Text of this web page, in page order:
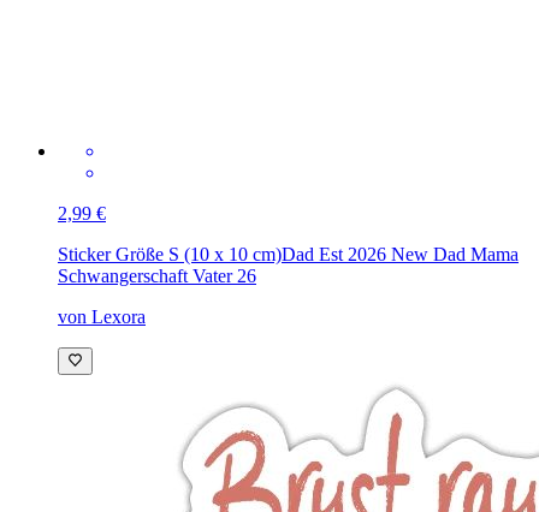
2,99 €
Sticker Größe S (10 x 10 cm)Dad Est 2026 New Dad Mama
Schwangerschaft Vater 26
von Lexora